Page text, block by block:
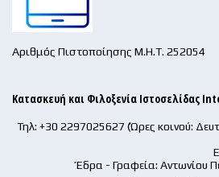
Αριθμός Πιστοποίησης Μ.Η.Τ. 252054
Κατασκευή και Φιλοξενία Ιστοσελίδας
Τηλ: +30 2297025627 (Ώρες κοινού:
Έδρα - Γραφεία: Αντωνίου